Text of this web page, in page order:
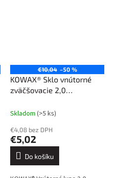
€10,04 –50 %
KOWAX® Sklo vnútorné
zväčšovacie 2,0
Skladom (>5 ks)
€4,08 bez DPH
€5,02
Do košíku